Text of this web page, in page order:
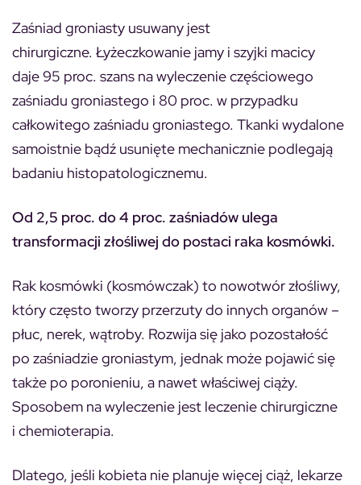
Zaśniad groniasty usuwany jest
chirurgiczne. Łyżeczkowanie jamy i szyjki macicy
daje 95 proc. szans na wyleczenie częściowego
zaśniadu groniastego i 80 proc. w przypadku
całkowitego zaśniadu groniastego. Tkanki wydalone
samoistnie bądź usunięte mechanicznie podlegają
badaniu histopatologicznemu.
Od 2,5 proc. do 4 proc. zaśniadów ulega
transformacji złośliwej do postaci raka kosmówki.
Rak kosmówki (kosmówczak) to nowotwór złośliwy,
który często tworzy przerzuty do innych organów –
płuc, nerek, wątroby. Rozwija się jako pozostałość
po zaśniadzie groniastym, jednak może pojawić się
także po poronieniu, a nawet właściwej ciąży.
Sposobem na wyleczenie jest leczenie chirurgiczne
i chemioterapia.
Dlatego, jeśli kobieta nie planuje więcej ciąż, lekarze